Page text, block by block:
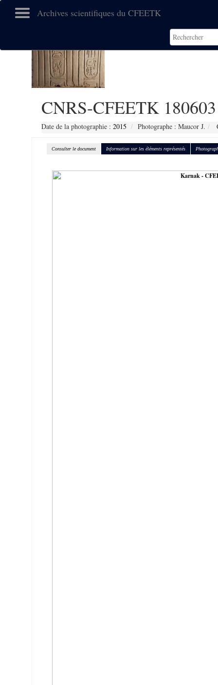
Archives scientifiques du CFEETK
CNRS-CFEETK 180603
Date de la photographie : 2015 Photographe : Maucor J.
Consulter le document Information sur les éléments représentés